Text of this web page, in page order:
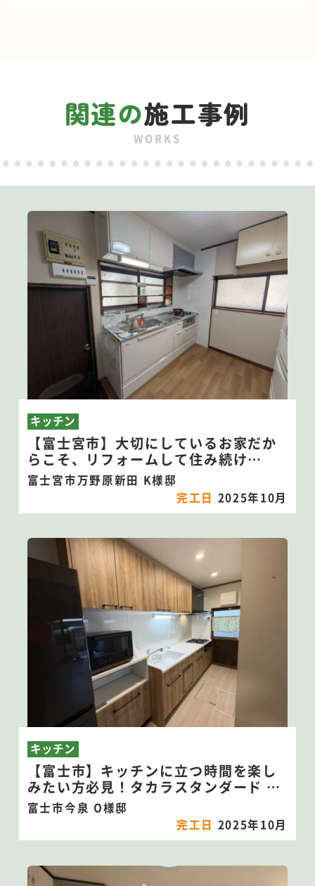
関連の施工事例
WORKS
キッチン
【富士宮市】大切にしているお家だか
らこそ、リフォームして住み続け
る！！
富士宮市万野原新田 K様邸
完工日 2025年10月
キッチン
【富士市】キッチンに立つ時間を楽し
みたい方必見！タカラスタンダード シ
ステムキッチン【リフィット】
富士市今泉 O様邸
完工日 2025年10月